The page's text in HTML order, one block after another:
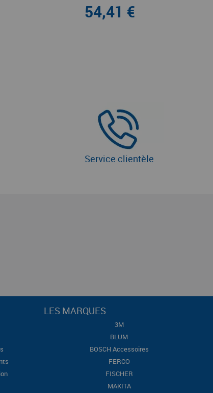
54,41 €
Service clientèle
LES MARQUES
3M
BLUM
BOSCH Accessoires
FERCO
FISCHER
MAKITA